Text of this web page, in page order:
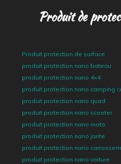
Produit de
Produit protection de surface
produit protection nano bateau
produit protection nano 4×4
produit protection nano camping
produit protection nano quad
produit protection nano scooter
produit protection nano moto
produit protection nano jante
produit protection nano
produit protection nano voiture